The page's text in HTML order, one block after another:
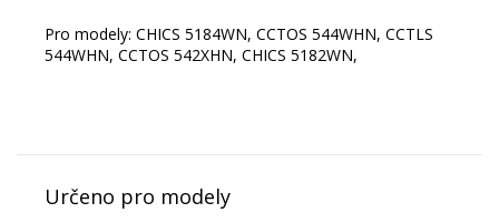
Pro modely: CHICS 5184WN, CCTOS 544WHN, CCTLS
544WHN, CCTOS 542XHN, CHICS 5182WN,
Určeno pro modely